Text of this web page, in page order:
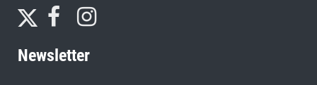
Newsletter